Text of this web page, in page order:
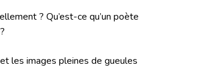
? Qu’est-ce qu’un poète
les images pleines de gueules